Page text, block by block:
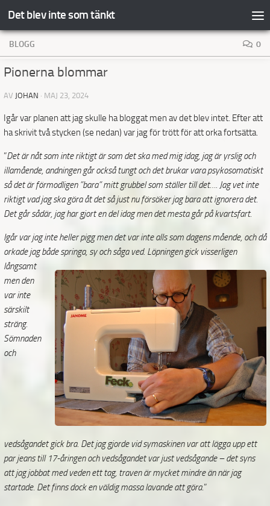
Hoppa till innehåll
Det blev inte som tänkt
BLOGG 0
Pionerna blommar
AV JOHAN · MAJ 23, 2024
Igår var planen att jag skulle ha bloggat men av det blev intet. Efter att
ha skrivit två stycken (se nedan) var jag för trött för att orka fortsätta.
”Det är nåt som inte riktigt är som det ska med mig idag, jag är yrslig och
illamående, andningen går också tungt och det brukar vara psykosomatiskt
så det är förmodligen ”bara” mitt grubbel som ställer till det…. Jag vet inte
riktigt vad jag ska göra åt det så just nu försöker jag bara att ignorera det.
Det går sådär, jag har gjort en del idag men det mesta går på kvartsfart.
Igår var jag inte heller pigg men det var inte alls som dagens mående, och då
orkade jag både springa,sy och såga ved. Löpningen gick visserligen
långsamt
men den
var inte
särskilt
sträng.
Sömnaden
och
vedsågandet gick bra. Det jag gjorde vid symaskinen var att lägga upp ett
par jeans till 17-åringen och vedsågandet var just vedsågande – det syns
att jag jobbat med veden ett tag, traven är mycket mindre än när jag
startade. Det finns dock en väldig massa lavande att göra.”